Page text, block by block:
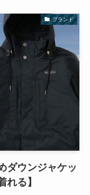
ブランド
ダウンジャケッ
れる】